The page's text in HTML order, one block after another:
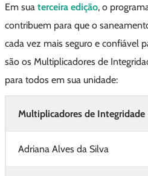
Em sua terceira edição, o
contribuem para que o
cada vez mais seguro e confiável
são os Multiplicadores de
para todos em sua unidade:
Multiplicadores de Integridade
Adriana Alves da Silva